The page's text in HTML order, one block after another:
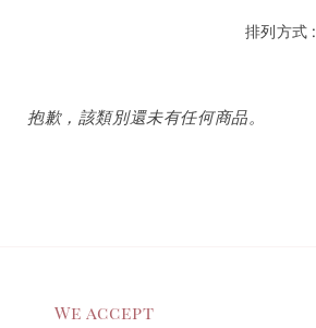
排列方式 :
抱歉，該類別還未有任何商品。
We accept